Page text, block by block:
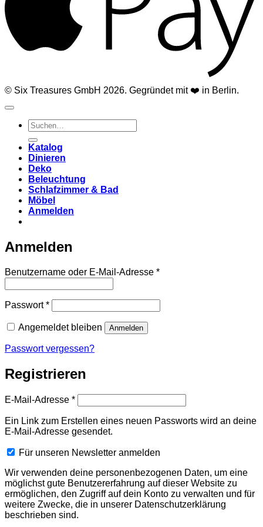
© Six Treasures GmbH 2026. Gegründet mit ❤️ in Berlin.
Suchen
nach:
Katalog
Dinieren
Deko
Beleuchtung
Schlafzimmer & Bad
Möbel
Anmelden
Anmelden
Benutzername oder E-Mail-Adresse *Erforderlich
Passwort*Erforderlich
Angemeldet bleiben Anmelden
Passwort vergessen?
Registrieren
E-Mail-Adresse *Erforderlich
Ein Link zum Erstellen eines neuen Passworts wird an deine
E-Mail-Adresse gesendet.
Für unseren Newsletter anmelden
Wir verwenden deine personenbezogenen Daten, um eine
möglichst gute Benutzererfahrung auf dieser Website zu
ermöglichen, den Zugriff auf dein Konto zu verwalten und für
weitere Zwecke, die in unserer Datenschutzerklärung
beschrieben sind.